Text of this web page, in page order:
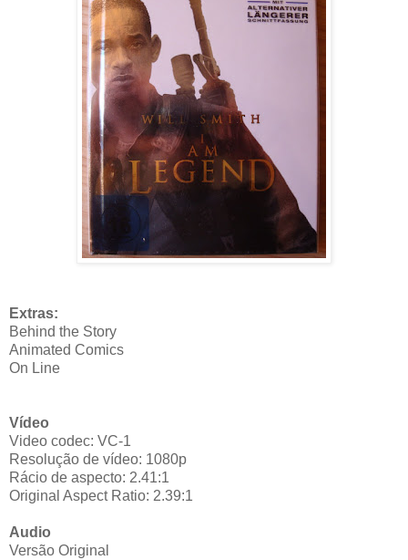
Extras:
Behind the Story
Animated Comics
On Line
Vídeo
Video codec: VC-1
Resolução de vídeo: 1080p
Rácio de aspecto: 2.41:1
Original Aspect Ratio: 2.39:1
Audio
Versão Original